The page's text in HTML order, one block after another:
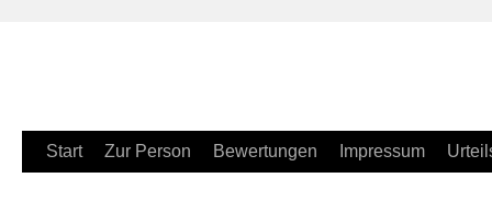
Zum
Start Zur Person Bewertungen Impressum